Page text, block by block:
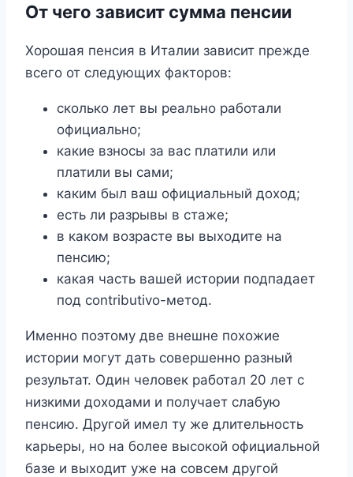
От чего зависит сумма пенсии
Хорошая пенсия в Италии зависит прежде
всего от следующих факторов:
сколько лет вы реально работали
официально;
какие взносы за вас платили или
платили вы сами;
каким был ваш официальный доход;
есть ли разрывы в стаже;
в каком возрасте вы выходите на
пенсию;
какая часть вашей истории подпадает
под contributivo-метод.
Именно поэтому две внешне похожие
истории могут дать совершенно разный
результат. Один человек работал 20 лет с
низкими доходами и получает слабую
пенсию. Другой имел ту же длительность
карьеры, но на более высокой официальной
базе и выходит уже на совсем другой